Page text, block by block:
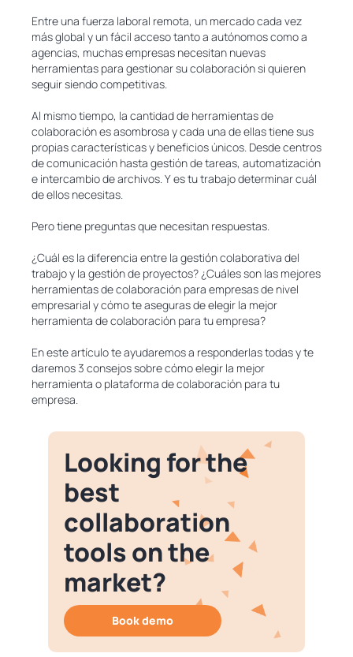
Entre una fuerza laboral remota, un mercado cada vez
más global y un fácil acceso tanto a autónomos como a
agencias, muchas empresas necesitan nuevas
herramientas para gestionar su colaboración si quieren
seguir siendo competitivas.
Al mismo tiempo, la cantidad de herramientas de
colaboración es asombrosa y cada una de ellas tiene sus
propias características y beneficios únicos. Desde centros
de comunicación hasta gestión de tareas, automatización
e intercambio de archivos. Y es tu trabajo determinar cuál
de ellos necesitas.
Pero tiene preguntas que necesitan respuestas.
¿Cuál es la diferencia entre la gestión colaborativa del
trabajo y la gestión de proyectos? ¿Cuáles son las mejores
herramientas de colaboración para empresas de nivel
empresarial y cómo te aseguras de elegir la mejor
herramienta de colaboración para tu empresa?
En este artículo te ayudaremos a responderlas todas y te
daremos 3 consejos sobre cómo elegir la mejor
herramienta o plataforma de colaboración para tu
empresa.
Looking for the
best
collaboration
tools on the
market?
Book demo